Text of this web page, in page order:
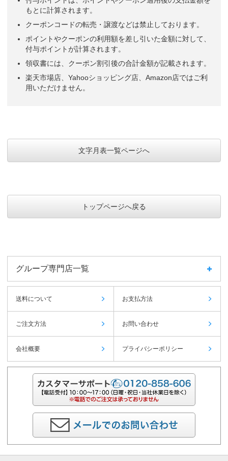
もとに計算されます。
クーポンコードの転売・譲渡などは禁止しております。
ポイントやクーポンの利用額を差し引いた金額に対して、
付与ポイントが計算されます。
領収書には、クーポン割引後の合計金額が記載されます。
楽天市場店、Yahooショッピング店、Amazon店ではご利
用いただけません。
文字月表一覧ページへ
トップページへ戻る
グループ専門店一覧
送料について お支払方法
ご注文方法 お問い合わせ
会社概要 プライバシーポリシー